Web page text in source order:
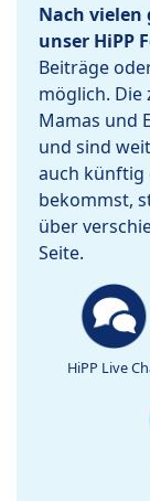
Nach vielen
unser HiPP
Beiträge
möglich. Die
Mamas und
und sind
auch künftig
bekommst,
über
Seite.
HiPP Live